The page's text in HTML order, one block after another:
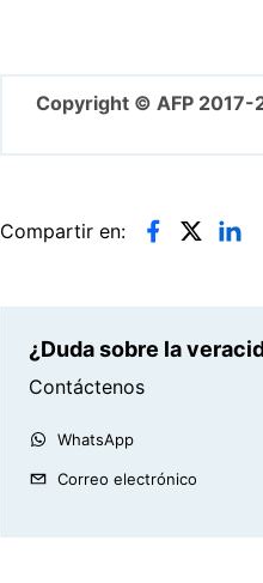
Copyright © AFP 2017-
Compartir en:
¿Duda sobre la
Contáctenos
WhatsApp
Correo electrónico